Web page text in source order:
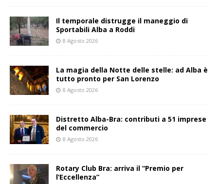
Il temporale distrugge il maneggio di
Sportabili Alba a Roddi
8 Agosto 2026
La magia della Notte delle stelle: ad Alba è
tutto pronto per San Lorenzo
8 Agosto 2026
Distretto Alba-Bra: contributi a 51 imprese
del commercio
8 Agosto 2026
Rotary Club Bra: arriva il “Premio per
l’Eccellenza”